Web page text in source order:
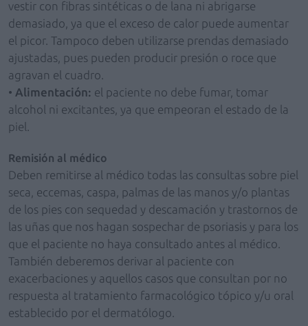
vestir con fibras sintéticas o de lana ni abrigarse
demasiado, ya que el exceso de calor puede aumentar
el picor. Tampoco deben utilizarse prendas demasiado
ajustadas, pues pueden producir presión o roce que
agravan el cuadro.
• Alimentación: el paciente no debe fumar, tomar
alcohol ni excitantes, ya que empeoran el estado de la
piel.
Remisión al médico
Deben remitirse al médico todas las consultas sobre piel
seca, eccemas, caspa, palmas de las manos y/o plantas
de los pies con sequedad y descamación y trastornos de
las uñas que nos hagan sospechar de psoriasis y para los
que el paciente no haya consultado antes al médico.
También deberemos derivar al paciente con
exacerbaciones y aquellos casos que consultan por no
respuesta al tratamiento farmacológico tópico y/u oral
establecido por el dermatólogo.